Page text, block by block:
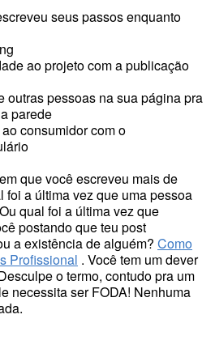
seus passos enquanto
ao projeto com a publicação
outras pessoas na sua página pra
parede
consumidor com o
que você escreveu mais de
foi a última vez que uma pessoa
qual foi a última vez que
postando que teu post
a existência de alguém? Como
Profissional . Você tem um dever
o termo, contudo pra um
necessita ser FODA! Nenhuma